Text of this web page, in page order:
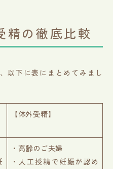
精の徹底比較
以下に表にまとめてみまし
【体外受精】
・高齢のご夫婦
・人工授精で妊娠が認め